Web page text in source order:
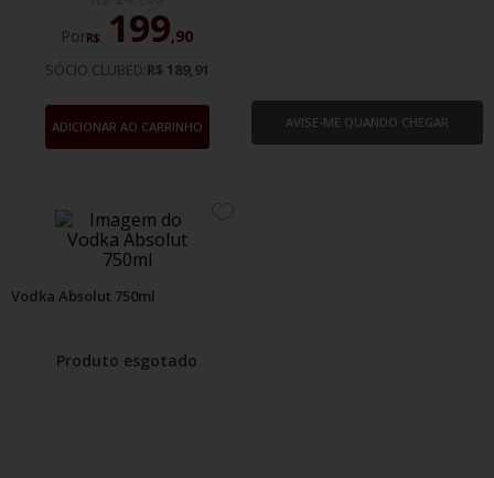
PorR$ 199,90
SÓCIO CLUBED:R$ 189,91
ADICIONAR AO CARRINHO AVISE-ME QUANDO CHEGAR
Vodka Absolut 750ml
Produto esgotado